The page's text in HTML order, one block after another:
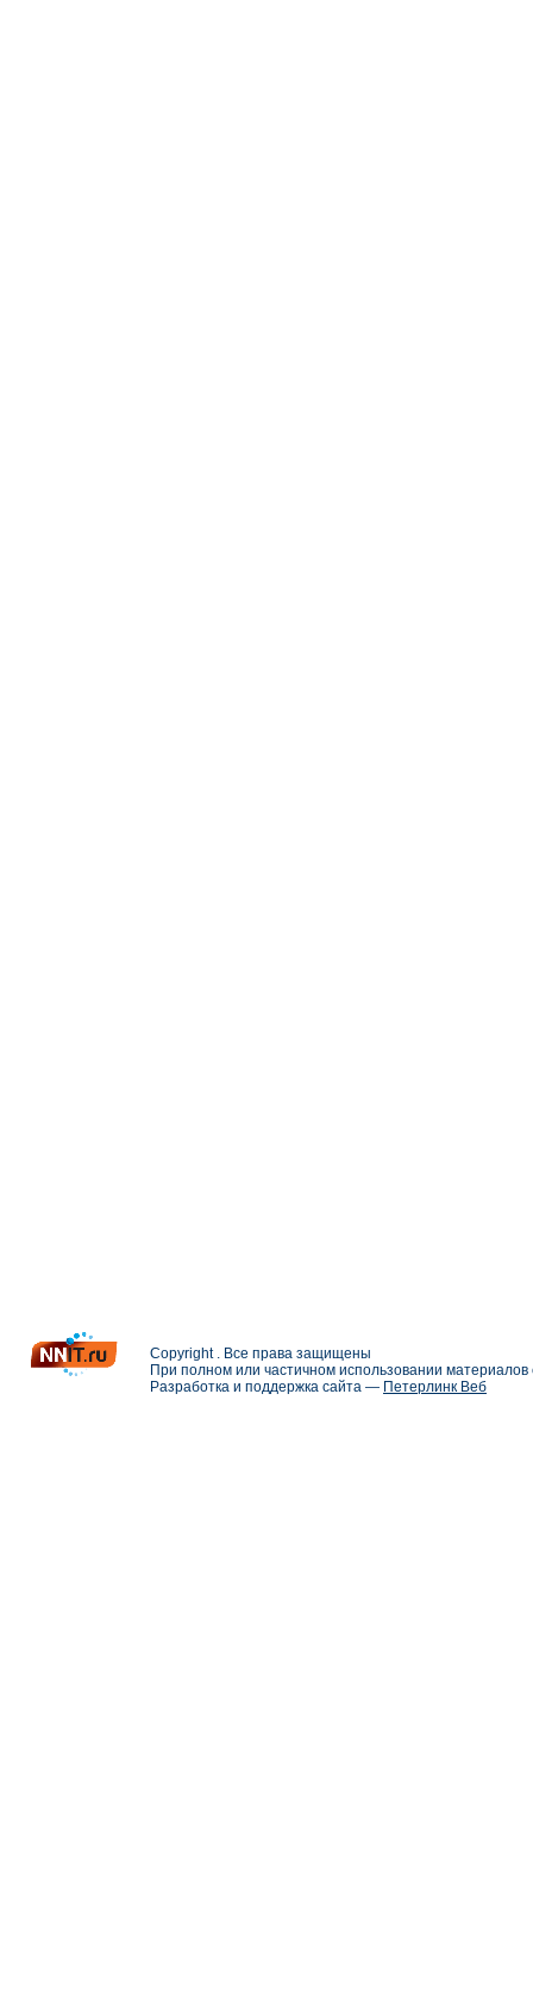
Copyright . Все права защищены
При полном или частичном использовании
Разработка и поддержка сайта — Петерлинк Веб